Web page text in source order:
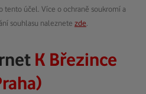
tento účel. Více o ochraně soukromí a
souhlasu naleznete zde
K Březince